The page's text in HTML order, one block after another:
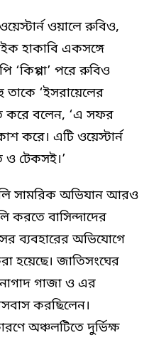
ওয়ালে রুবিও,
হাকাবি একসঙ্গে
‘কিপ্পা’ পরে রুবিও
তাকে ‘ইসরায়েলের
করে বলেন, ‘এ সফর
করে। এটি ওয়েস্টার্ন
টেকসই।’
সামরিক অভিযান আরও
করতে বাসিন্দাদের
ব্যবহারের অভিযোগে
হয়েছে। জাতিসংঘের
গাজা ও এর
করছিলেন।
অঞ্চলটিতে দুর্ভিক্ষ